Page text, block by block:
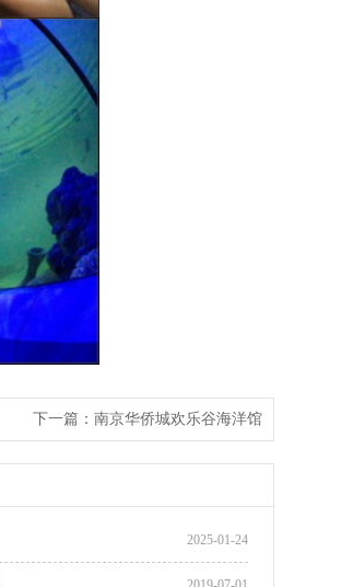
下一篇： 南京华侨城欢乐谷海洋馆
2025-01-24